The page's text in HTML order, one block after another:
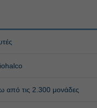
από τις 2.300 μονάδες